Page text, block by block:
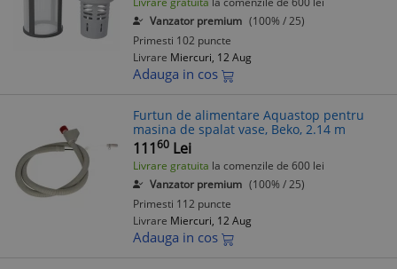
Vanzator premium (100% / 25)
Primesti 102 puncte
Livrare Miercuri, 12 Aug
Adauga in cos
Furtun de alimentare Aquastop pentru
masina de spalat vase, Beko, 2.14 m
11160 Lei
Livrare gratuita la comenzile de 600 lei
Vanzator premium (100% / 25)
Primesti 112 puncte
Livrare Miercuri, 12 Aug
Adauga in cos